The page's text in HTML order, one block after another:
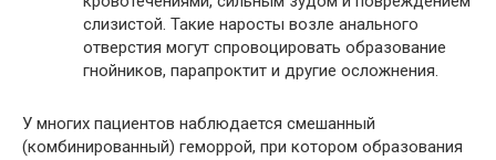
слизистой. Такие наросты возле анального
отверстия могут спровоцировать образование
гнойников, парапроктит и другие осложнения.
У многих пациентов наблюдается смешанный
(комбинированный) геморрой, при котором образования